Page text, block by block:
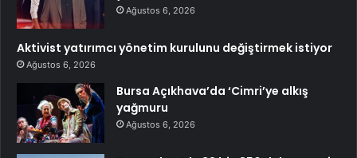
Ağustos 6, 2026
Aktivist yatırımcı yönetim kurulunu değiştirmek istiyor
Ağustos 6, 2026
Bursa Açıkhava’da ‘Cimri’ye alkış
yağmuru
Ağustos 6, 2026